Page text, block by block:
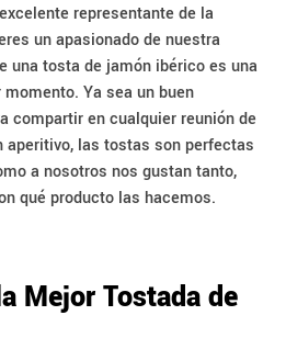
representante de la
un apasionado de nuestra
una tosta de jamón ibérico es una
Ya sea un buen
compartir en cualquier reunión de
aperitivo, las tostas son perfectas
a nosotros nos gustan tanto,
qué producto las hacemos.
Mejor Tostada de